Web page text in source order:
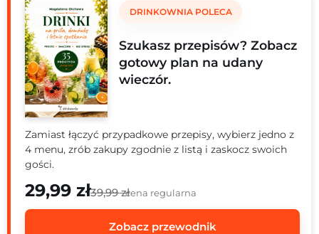
DRINKOWNIA POLECA
Szukasz przepisów? Zobacz
gotowy plan na udany
wieczór.
Zamiast łączyć przypadkowe przepisy, wybierz jedno z
4 menu, zrób zakupy zgodnie z listą i zaskocz swoich
gości.
29,99 zł39,99 złcena regularna
Zobacz przewodnik